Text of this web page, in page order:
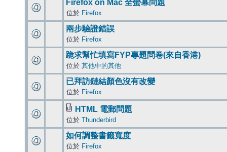
Firefox on Mac 全螢幕問題
位於 Firefox
兩步驗證錯誤
位於 Firefox
跪求幫忙填寫FYP專題問卷(來自香港)
位於 其他中的其他
已拜訪鏈結顏色沒有改變
位於 Firefox
HTML 電郵問題
位於 Thunderbird
如何調整書籤寬度
位於 Firefox